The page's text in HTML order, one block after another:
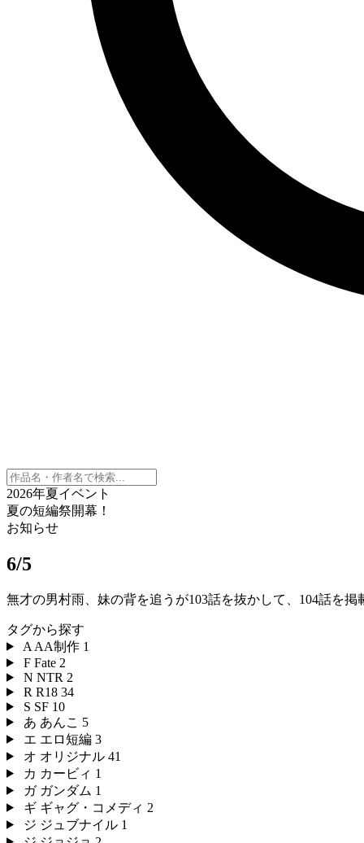
2026年夏イベント
夏の短編祭開幕！
お知らせ
6/5
無才の男村雨、妹の背を追うが103話を抜かして、104話を
タグから探す
A AA制作 1
F Fate 2
N NTR 2
R R18 34
S SF 10
あ あんこ 5
エ エロ短編 3
オ オリジナル 41
カ カービィ 1
ガ ガンダム 1
ギ ギャグ・コメディ 2
ジ ジュブナイル 1